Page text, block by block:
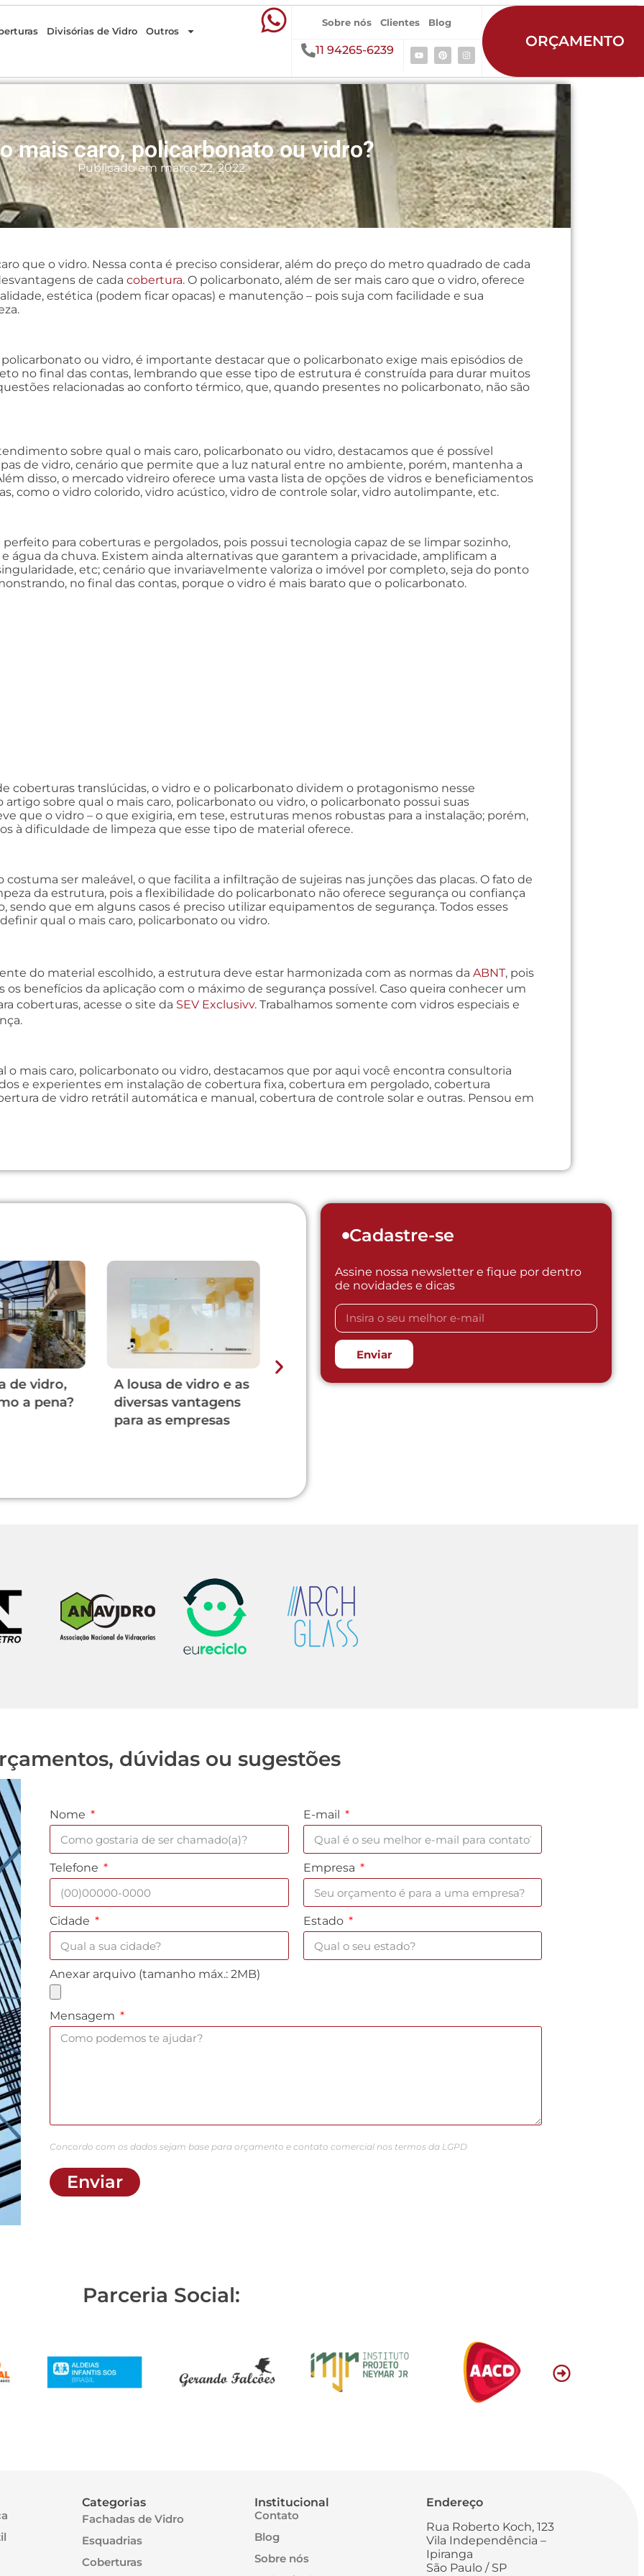
Divisórias de Vidro Outros
Sobre nós Clientes Blog
11 94265-6239
ORÇAMENTO
mais caro, policarbonato ou vidro?
Publicado em março 22, 2022
que o vidro. Nessa conta é preciso considerar, além do preço do metro quadrado de cada
de cada cobertura. O policarbonato, além de ser mais caro que o vidro, oferece
estética (podem ficar opacas) e manutenção – pois suja com facilidade e sua
ou vidro, é importante destacar que o policarbonato exige mais episódios de
no final das contas, lembrando que esse tipo de estrutura é construída para durar muitos
relacionadas ao conforto térmico, que, quando presentes no policarbonato, não são
sobre qual o mais caro, policarbonato ou vidro, destacamos que é possível
de vidro, cenário que permite que a luz natural entre no ambiente, porém, mantenha a
disso, o mercado vidreiro oferece uma vasta lista de opções de vidros e beneficiamentos
como o vidro colorido, vidro acústico, vidro de controle solar, vidro autolimpante, etc.
para coberturas e pergolados, pois possui tecnologia capaz de se limpar sozinho,
água da chuva. Existem ainda alternativas que garantem a privacidade, amplificam a
etc; cenário que invariavelmente valoriza o imóvel por completo, seja do ponto
no final das contas, porque o vidro é mais barato que o policarbonato.
coberturas translúcidas, o vidro e o policarbonato dividem o protagonismo nesse
sobre qual o mais caro, policarbonato ou vidro, o policarbonato possui suas
que o vidro – o que exigiria, em tese, estruturas menos robustas para a instalação; porém,
à dificuldade de limpeza que esse tipo de material oferece.
ser maleável, o que facilita a infiltração de sujeiras nas junções das placas. O fato de
da estrutura, pois a flexibilidade do policarbonato não oferece segurança ou confiança
sendo que em alguns casos é preciso utilizar equipamentos de segurança. Todos esses
qual o mais caro, policarbonato ou vidro.
do material escolhido, a estrutura deve estar harmonizada com as normas da ABNT, pois
benefícios da aplicação com o máximo de segurança possível. Caso queira conhecer um
coberturas, acesse o site da SEV Exclusivv. Trabalhamos somente com vidros especiais e
o mais caro, policarbonato ou vidro, destacamos que por aqui você encontra consultoria
e experientes em instalação de cobertura fixa, cobertura em pergolado, cobertura
de vidro retrátil automática e manual, cobertura de controle solar e outras. Pensou em
de vidro,
a pena?
A lousa de vidro e as
diversas vantagens
para as empresas
Esquadrias de correr
Isolamento acústico
Cadastre-se
Assine nossa newsletter e fique por dentro
de novidades e dicas
Enviar
dúvidas ou sugestões
Nome E-mail
Telefone Empresa
Cidade Estado
Anexar arquivo (tamanho máx.: 2MB)
Mensagem
Concordo com os dados sejam base para orçamento e contato comercial nos termos da LGPD
Enviar
Parceria Social:
Categorias
Fachadas de Vidro
Esquadrias
Coberturas
Institucional
Contato
Blog
Sobre nós
Endereço
Rua Roberto Koch, 123
Vila Independência –
Ipiranga
São Paulo / SP